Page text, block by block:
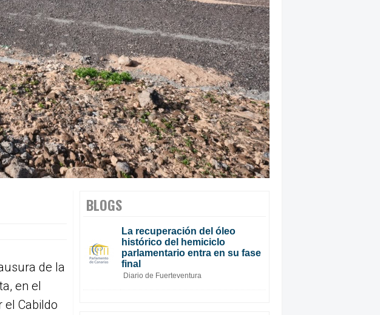
de la
en el
el Cabildo
BLOGS
La recuperación del óleo
histórico del hemiciclo
parlamentario entra en su fase
final
Diario de Fuerteventura